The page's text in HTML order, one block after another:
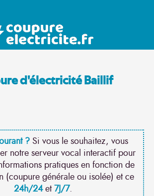
d'électricité Baillif
?Si vous le souhaitez, vous
notre serveur vocal interactif pour
pratiques en fonction de
(coupure générale ou isolée) et ce
24h/24et7J/7.